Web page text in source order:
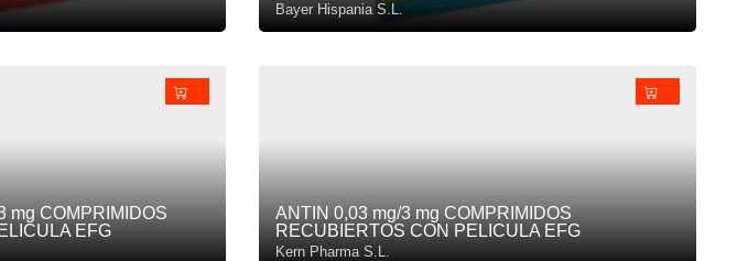
Bayer Hispania S.L.
mg COMPRIMIDOS
EFG
ANTIN 0,03 mg/3 mg COMPRIMIDOS
RECUBIERTOS CON PELICULA EFG
Kern Pharma S.L.